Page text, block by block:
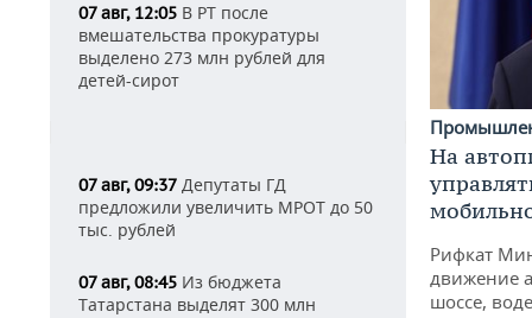
07 авг, 12:05 В РТ после
вмешательства прокуратуры
выделено 273 млн рублей для
детей-сирот
07 авг, 09:37 Депутаты ГД
предложили увеличить МРОТ до 50
тыс. рублей
07 авг, 08:45 Из бюджета
Татарстана выделят 300 млн
На
Рифкат
движение
шоссе,